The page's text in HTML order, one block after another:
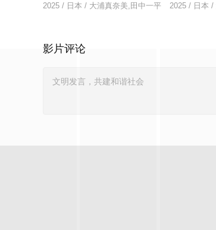
2025 / 日本 / 大浦真奈美,田中一平 2025 / 日本 /
影片评论